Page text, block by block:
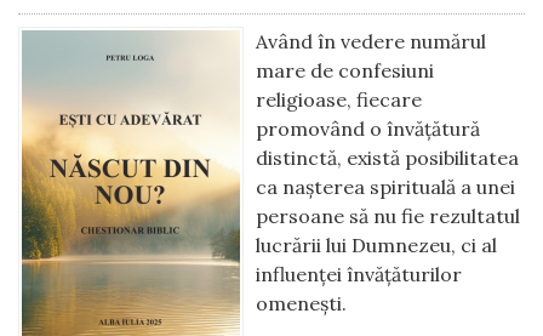
Având în vedere numărul
mare de confesiuni
religioase, fiecare
promovând o învățătură
distinctă, există posibilitatea
ca nașterea spirituală a unei
persoane să nu fie rezultatul
lucrării lui Dumnezeu, ci al
influenței învățăturilor
omenești.